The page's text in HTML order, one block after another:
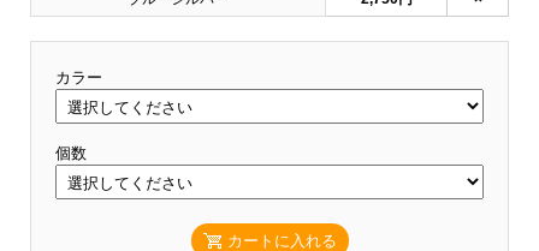
カラー
個数
カートに入れる